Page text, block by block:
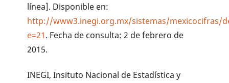
línea]. Disponible en:
http://www3.inegi.org.mx/sistemas/mexicocifras/
e=21. Fecha de consulta: 2 de febrero de
2015.
INEGI, Insituto Nacional de Estadística y